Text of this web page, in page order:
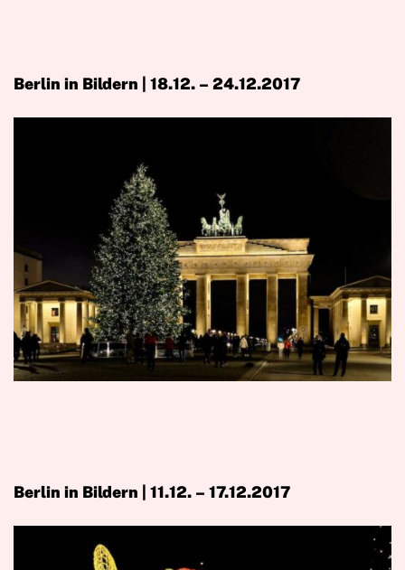
Berlin in Bildern | 18.12. – 24.12.2017
Berlin in Bildern | 11.12. – 17.12.2017